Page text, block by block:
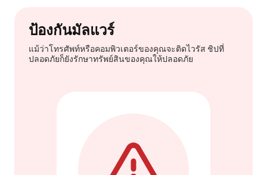
ป้องกันมัลแวร์
แม้ว่าโทรศัพท์หรือคอมพิวเตอร์ของคุณจะติดไวรัส ชิปที่
ปลอดภัยก็ยังรักษาทรัพย์สินของคุณให้ปลอดภัย